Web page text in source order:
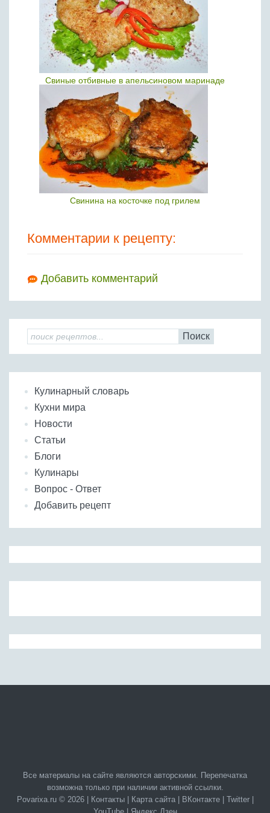
Свиные отбивные в апельсиновом маринаде
Свинина на косточке под грилем
Комментарии к рецепту:
Добавить комментарий
Поиск
Кулинарный словарь
Кухни мира
Новости
Статьи
Блоги
Кулинары
Вопрос - Ответ
Добавить рецепт
Все материалы на сайте являются авторскими. Перепечатка
возможна только при наличии активной ссылки.
Povarixa.ru © 2026 | Контакты| Карта сайта| ВКонтакте| Twitter|